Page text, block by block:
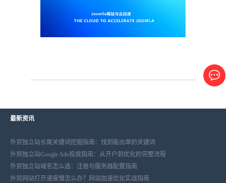
最新资讯
外贸独立站长尾关键词挖掘指南：找到能出单的关键词
外贸独立站Google Ads投放指南：从开户到优化的完整流程
外贸独立站域名怎么选：注册与服务器配置指南
外贸网站打开速度慢怎么办？网站加速优化实战指南